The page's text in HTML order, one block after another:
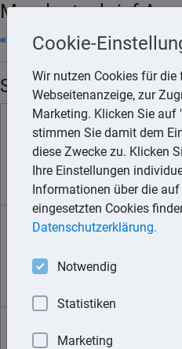
Mandantenbrief
« 07/2026 | Word-Datei |
Steuertermine
10.08.
Umsatzsteuer,
Lohnsteuer,
Kirchensteuer zur
Lohnsteuer
Die
17.08.
Gewerbesteuer,
Grundsteuer
Alle Angaben ohne Gewähr
Cookie-
Wir nutzen Cookies für die
Webseitenanzeige, zur
Marketing. Klicken Sie auf
stimmen Sie damit dem
diese Zwecke zu. Klicken
Ihre Einstellungen
Informationen über die auf
eingesetzten Cookies
Datenschutzerklärung.
Notwendig
Statistiken
Marketing